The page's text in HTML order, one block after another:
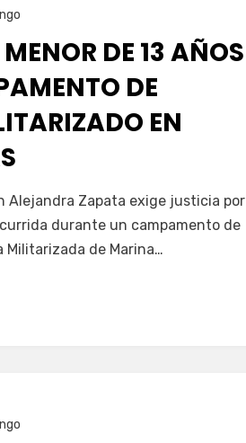
DE 13 AÑOS
DE
EN
Alejandra Zapata exige justicia por
durante un campamento de
Militarizada de Marina…